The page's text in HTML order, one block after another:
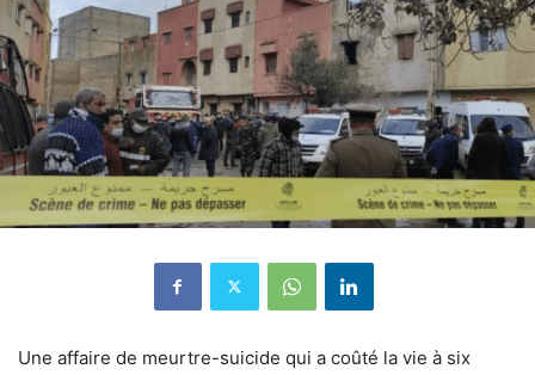
Une affaire de meurtre-suicide qui a coûté la vie à six